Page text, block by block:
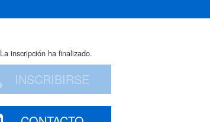
La inscripción ha finalizado.
INSCRIBIRSE